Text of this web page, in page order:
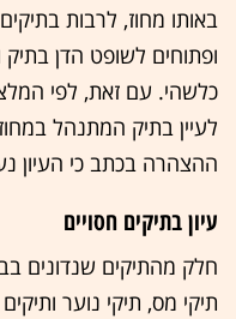
באותו מחוז, לרבות
ופתוחים לשופט הדן
כלשהי. עם זאת, לפי
לעיין בתיק המתנהל
ההצהרה בכתב כי העיון
עיון בתיקים חסויים
חלק מהתיקים שנדונים
תיקי מס, תיקי נוער